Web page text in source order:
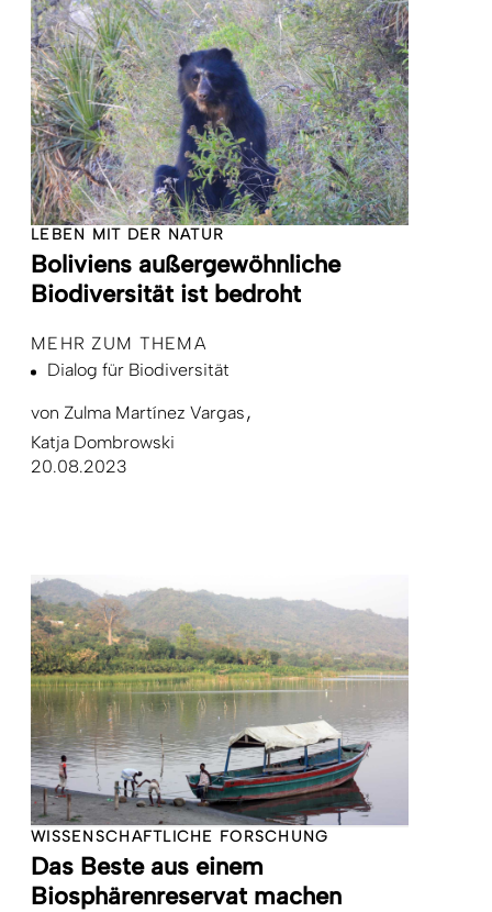
LEBEN MIT DER NATUR
Boliviens außergewöhnliche
Biodiversität ist bedroht
MEHR ZUM THEMA
Dialog für Biodiversität
von Zulma Martínez Vargas
Katja Dombrowski
20.08.2023
WISSENSCHAFTLICHE FORSCHUNG
Das Beste aus einem
Biosphärenreservat machen